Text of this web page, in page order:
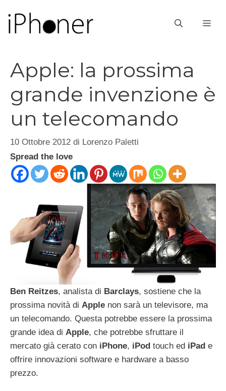
contenuto
Apple: la prossima
grande invenzione è
un telecomando
10 Ottobre 2012 di Lorenzo Paletti
Spread the love
Ben Reitzes, analista di Barclays, sostiene che la
prossima novità di Apple non sarà un televisore, ma
un telecomando. Questa potrebbe essere la prossima
grande idea di Apple, che potrebbe sfruttare il
mercato già cerato con iPhone, iPod touch ed iPad e
offrire innovazioni software e hardware a basso
prezzo.